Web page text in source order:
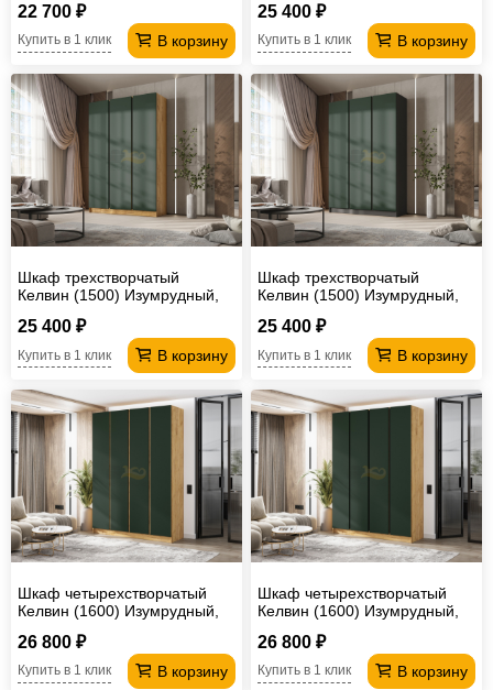
22 700 ₽
В корзину
Купить в 1 клик
25 400 ₽
В корзину
Купить в 1 клик
Шкаф трехстворчатый
Келвин (1500) Изумрудный,
25 400 ₽
В корзину
Купить в 1 клик
Шкаф трехстворчатый
Келвин (1500) Изумрудный,
25 400 ₽
В корзину
Купить в 1 клик
Шкаф четырехстворчатый
Келвин (1600) Изумрудный,
26 800 ₽
В корзину
Купить в 1 клик
Шкаф четырехстворчатый
Келвин (1600) Изумрудный,
26 800 ₽
В корзину
Купить в 1 клик